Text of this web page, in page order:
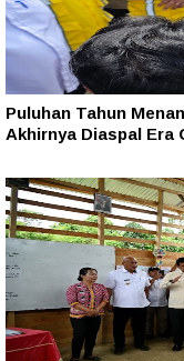
Puluhan Tahun
Akhirnya Diaspal Era